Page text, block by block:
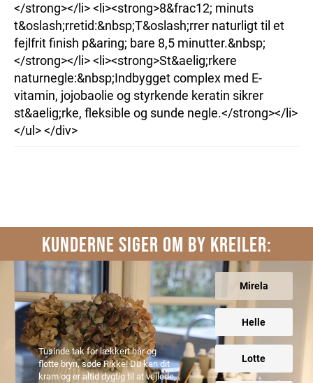
</strong></li> <li><strong>8&frac12; minuts
t&oslash;rretid:&nbsp;T&oslash;rrer naturligt til et
fejlfrit finish p&aring; bare 8,5 minutter.&nbsp;
</strong></li> <li><strong>St&aelig;rkere
naturnegle:&nbsp;Indbygget complex med E-
vitamin, jojobaolie og styrkende keratin sikrer
st&aelig;rke, fleksible og sunde negle.</strong></li>
</ul> </div>
KUNDERNE SIGER OM BY KREILER:
Mirela
Helle
Lotte
Tusinde tak for lækkert hår og
flotte bryn, søde Rikke! Du kan dit
kram og er altid dygtig til at vejlede,